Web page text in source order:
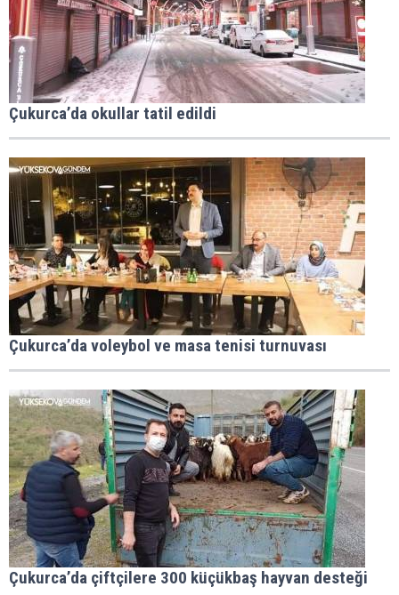
Çukurca’da okullar tatil edildi
Çukurca’da voleybol ve masa tenisi turnuvası
Çukurca’da çiftçilere 300 küçükbaş hayvan desteği